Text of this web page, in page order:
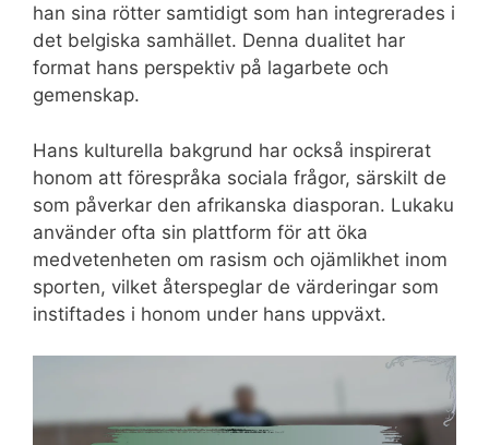
han sina rötter samtidigt som han integrerades i
det belgiska samhället. Denna dualitet har
format hans perspektiv på lagarbete och
gemenskap.
Hans kulturella bakgrund har också inspirerat
honom att förespråka sociala frågor, särskilt de
som påverkar den afrikanska diasporan. Lukaku
använder ofta sin plattform för att öka
medvetenheten om rasism och ojämlikhet inom
sporten, vilket återspeglar de värderingar som
instiftades i honom under hans uppväxt.